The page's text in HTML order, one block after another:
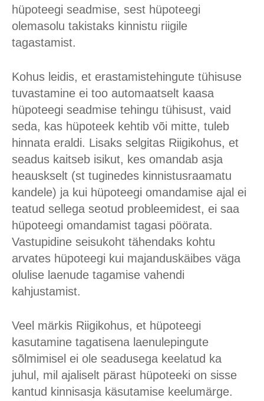
hüpoteegi seadmise, sest hüpoteegi
olemasolu takistaks kinnistu riigile
tagastamist.
Kohus leidis, et erastamistehingute tühisuse
tuvastamine ei too automaatselt kaasa
hüpoteegi seadmise tehingu tühisust, vaid
seda, kas hüpoteek kehtib või mitte, tuleb
hinnata eraldi. Lisaks selgitas Riigikohus, et
seadus kaitseb isikut, kes omandab asja
heauskselt (st tuginedes kinnistusraamatu
kandele) ja kui hüpoteegi omandamise ajal ei
teatud sellega seotud probleemidest, ei saa
hüpoteegi omandamist tagasi pöörata.
Vastupidine seisukoht tähendaks kohtu
arvates hüpoteegi kui majanduskäibes väga
olulise laenude tagamise vahendi
kahjustamist.
Veel märkis Riigikohus, et hüpoteegi
kasutamine tagatisena laenulepingute
sõlmimisel ei ole seadusega keelatud ka
juhul, mil ajaliselt pärast hüpoteeki on sisse
kantud kinnisasja käsutamise keelumärge.